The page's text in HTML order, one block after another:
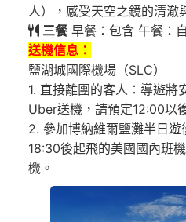
人），感受天空之鏡的清澈
三餐早餐：包含 午餐：
送機信息：
鹽湖城國際機場（SLC）
1. 直接離團的客人：導遊將
Uber送機，請預定12:00以
2. 參加博納維爾鹽灘半日
18:30後起飛的美國國內班
機。